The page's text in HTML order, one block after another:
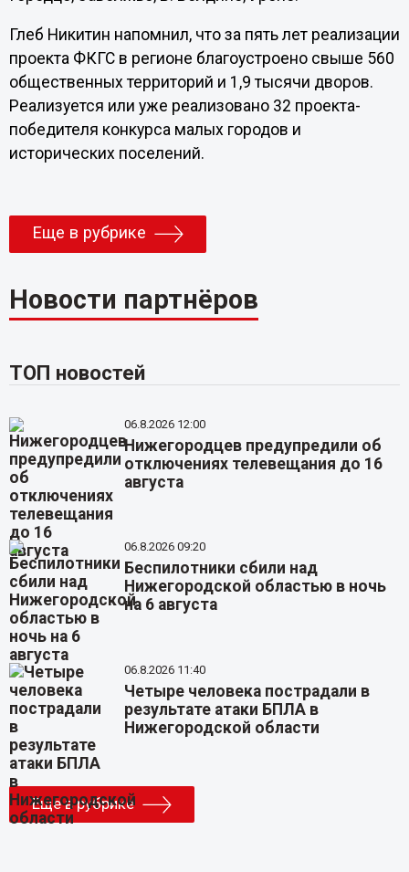
Глеб Никитин напомнил, что за пять лет реализации
проекта ФКГС в регионе благоустроено свыше 560
общественных территорий и 1,9 тысячи дворов.
Реализуется или уже реализовано 32 проекта-
победителя конкурса малых городов и
исторических поселений.
Еще в рубрике
Новости партнёров
ТОП новостей
06.8.2026 12:00
Нижегородцев предупредили об
отключениях телевещания до 16
августа
06.8.2026 09:20
Беспилотники сбили над
Нижегородской областью в ночь
на 6 августа
06.8.2026 11:40
Четыре человека пострадали в
результате атаки БПЛА в
Нижегородской области
Еще в рубрике